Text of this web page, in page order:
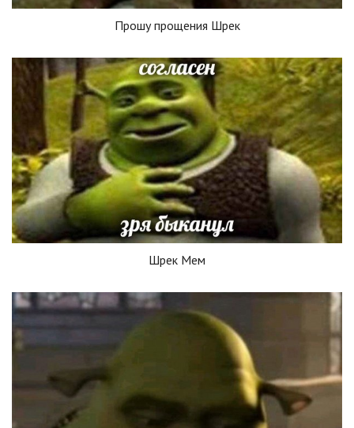
Прошу прощения Шрек
Шрек Мем